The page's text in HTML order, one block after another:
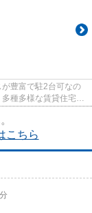
豊富で駐2台可なの
種多様な賃貸住宅情
こちら